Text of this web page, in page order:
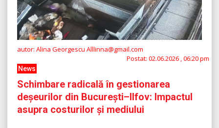
autor: Alina Georgescu Alllinna@gmail.com
Postat: 02.06.2026 , 06:20 pm
News
Schimbare radicală în gestionarea
deșeurilor din București–Ilfov: Impactul
asupra costurilor și mediului